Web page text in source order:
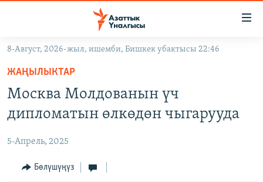
Навигацияга
өтүңүз
Издөөгө
салыңыз
ЭКОНОМИКА
МАДАНИЯТ
БОРБОР АЗИЯ
АТАЙЫН ИЛИКТӨӨ
ТВ ПРОГРАММАЛАР
8-Август, 2026-жыл, ишемби, Бишкек убактысы 22:46
ЖАҢЫЛЫКТАР
Москва Молдованын үч
дипломатын өлкөдөн чыгарууда
5-Апрель, 2025
Бөлүшүңүз